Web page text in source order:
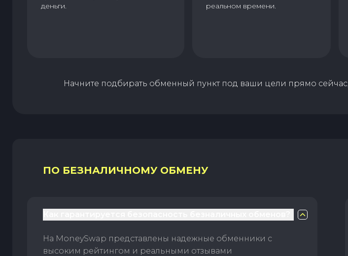
деньги.
реальном времени.
Начните подбирать обменный пункт под ваши цели прямо сейчас,
ПО БЕЗНАЛИЧНОМУ ОБМЕНУ
На MoneySwap представлены надежные обменники с
высоким рейтингом и реальными отзывами